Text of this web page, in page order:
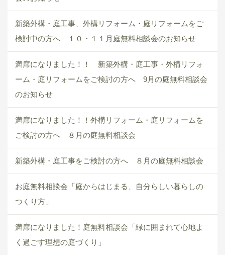
新築外構・庭工事、外構リフォーム・庭リフォームをご
検討中の方へ １０・１１月庭無料相談会のお知らせ
満席になりました！！ 新築外構・庭工事・外構リフォ
ーム・庭リフォームをご検討の方へ 9月の庭無料相談会
のお知らせ
満席になりました！！外構リフォーム・庭リフォームを
ご検討の方へ ８月の庭無料相談会
新築外構・庭工事をご検討の方へ ８月の庭無料相談会
お庭無料相談会「庭からはじまる、自分らしい暮らしの
つくり方」
満席になりました！庭無料相談会「緑に囲まれて心地よ
く過ごす理想の庭づくり」